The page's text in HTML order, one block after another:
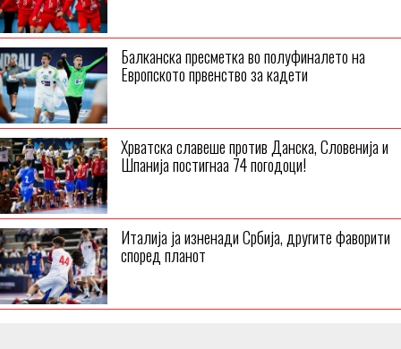
Балканска пресметка во полуфиналето на
Европското првенство за кадети
Хрватска славеше против Данска, Словенија и
Шпанија постигнаа 74 погодоци!
Италија ја изненади Србија, другите фаворити
според планот